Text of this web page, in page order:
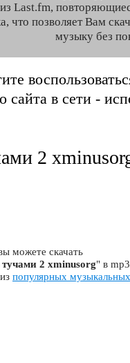
Last.fm,
что позволяет Вам
музыку без
сайта в сети -
2
можете скачать
тучами 2 xminusorg" в
популярных музыкальных